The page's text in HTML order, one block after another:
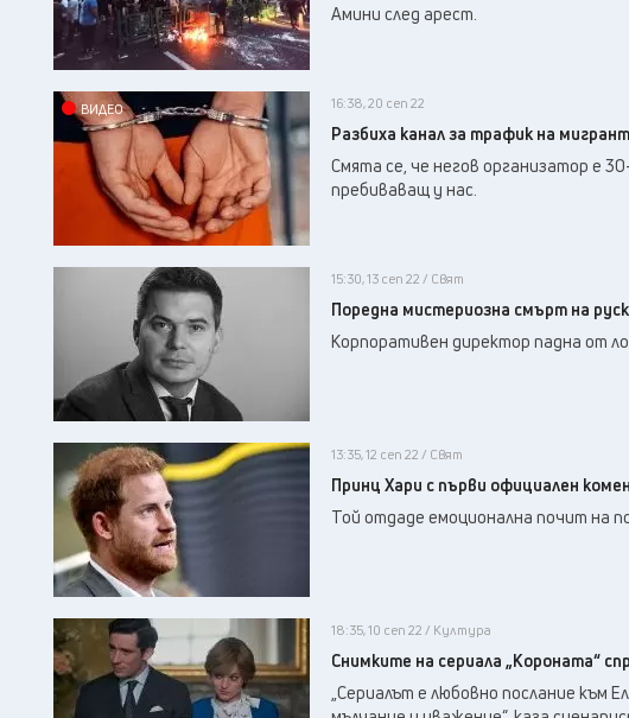
Амини след арест.
ВИДЕО 16:38, 20 сеп 22
Разбиха канал за трафик на
Смята се, че негов организатор е
пребиваващ у нас.
15:30, 13 сеп 22 / Свят
Поредна мистериозна смърт на
Корпоративен директор падна от
13:35, 12 сеп 22 / Свят
Принц Хари с първи официален
Той отдаде емоционална почит на
18:35, 10 сеп 22 / Култура
Снимките на сериала „Короната“
„Сериалът е любовно послание към